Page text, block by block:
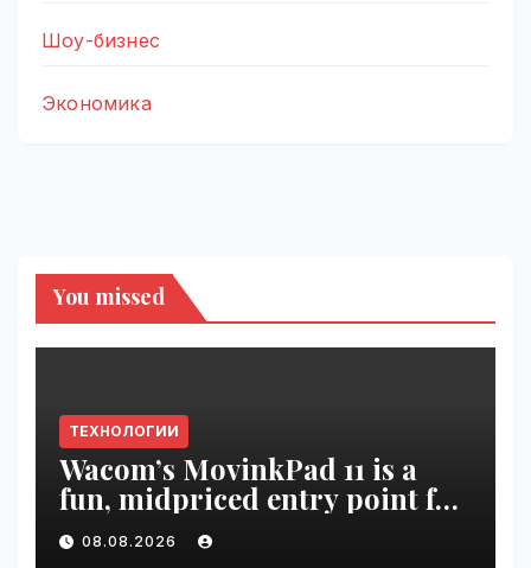
Шоу-бизнес
Экономика
You missed
ТЕХНОЛОГИИ
Wacom’s MovinkPad 11 is a
fun, midpriced entry point for
digital artists | VseTime.ru
08.08.2026